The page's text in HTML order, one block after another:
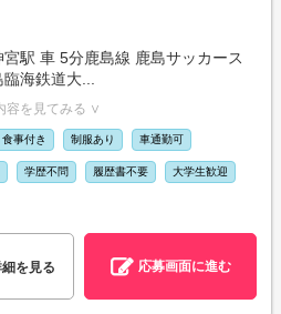
駅 車 5分鹿島線 鹿島サッカース
海鉄道大...
容を見てみる ∨
食事付き 制服あり 車通勤可
学歴不問 履歴書不要 大学生歓迎
を見る 応募画面に進む